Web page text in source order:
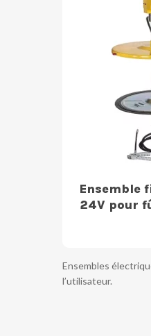
Ensemble
24V pour
Ensembles
l’utilisateur.